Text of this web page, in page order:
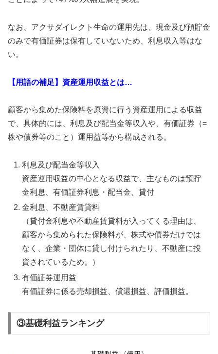
なお、アクサダイレクト生命の運用先は、現金及び預貯金
のみで有価証券は保有していないため、利息収入等はな
い。
【用語の補足】資産運用収益とは…
顧客から集めた保険料を原資に行う資産運用による収益
で、具体的には、利息及び配当金等収入や、有価証券（=
株や債券等のこと）運用益等から構成される。
利息及び配当金等収入
資産運用収益の中心となる収益で、主なものは預貯
金利息、有価証券利息・配当金、貸付
金利息、不動産賃貸料
（貸付金利息や不動産賃貸料が入ってくる理由は、
顧客から集められた保険料が、株式や債券だけでは
なく、企業・団体に貸し付けられたり、不動産に投
資されているため。）
有価証券運用益
有価証券に係る売却損益、償還損益、評価損益。
③基礎利益ランキング